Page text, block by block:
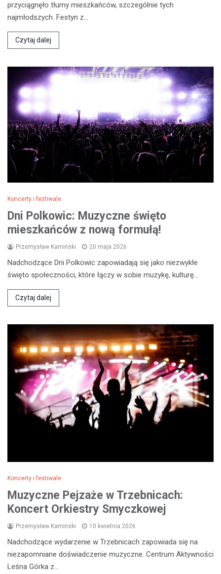
przyciągnęło tłumy mieszkańców, szczególnie tych
najmłodszych. Festyn z…
Czytaj dalej
Koncerty i festiwale
Dni Polkowic: Muzyczne święto
mieszkańców z nową formułą!
Przemysław Kamiński 20 maja 2026
Nadchodzące Dni Polkowic zapowiadają się jako niezwykłe
święto społeczności, które łączy w sobie muzykę, kulturę…
Czytaj dalej
Koncerty i festiwale
Muzyczne Pejzaże w Trzebnicach:
Koncert Orkiestry Smyczkowej
Przemysław Kamiński 10 kwietnia 2026
Nadchodzące wydarzenie w Trzebnicach zapowiada się na
niezapomniane doświadczenie muzyczne. Centrum Aktywności
Leśna Górka z…